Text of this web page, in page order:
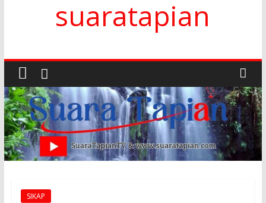
suaratapian
SIKAP